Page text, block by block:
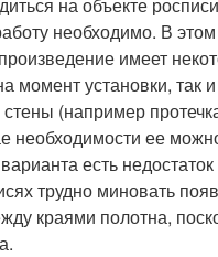
необходимо. В
имеет
момент установки, так
стены (например
необходимости ее
есть
трудно миновать
краями полотна,